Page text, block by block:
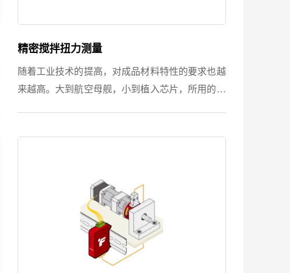
精密搅拌扭力测量
随着工业技术的提高，对成品材料特性的要求也越
来越高。大到航空母舰，小到植入芯片，所用的零